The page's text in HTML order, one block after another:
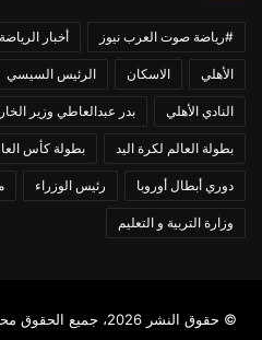
#رياضة صوت العرب نيوز أخبار
الأهلي الاسكان الرئيس السيسي
النادي الأهلي بدر عبدالعاطي وزير
بطولة العالم لكرة اليد بطولة كأس
دوري أبطال أوروبا رئيس الوزراء
وزارة التربية و التعليم
© حقوق النشر 2026، جميع الحقوق محفوظة |